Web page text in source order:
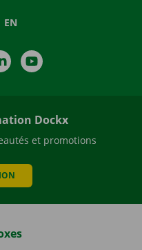
EN
LinkedIn
Dockx
et promotions